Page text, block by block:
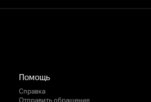
Помощь
Справка